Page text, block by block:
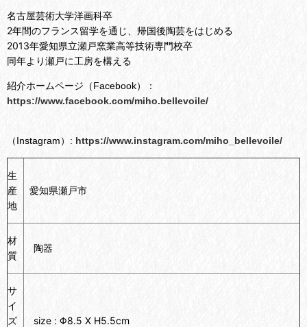
名古屋芸術大学洋画科卒
2年間のフランス留学を通じ、帰国後陶芸をはじめる
2013年愛知県立瀬戸窯業高等技術専門校卒
同年より瀬戸に工房を構える
紹介ホームページ（Facebook）：
https://www.facebook.com/miho.bellevoile/
（Instagram）: https://www.instagram.com/miho_bellevoile/
生
産
地
愛知県瀬戸市
材
質
陶器
サ
イ
ズ
size : Φ8.5 X H5.5cm